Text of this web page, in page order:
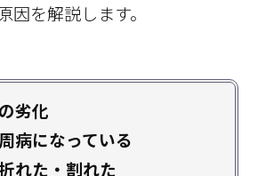
因を解説します。
劣化
病になっている
れた・割れた